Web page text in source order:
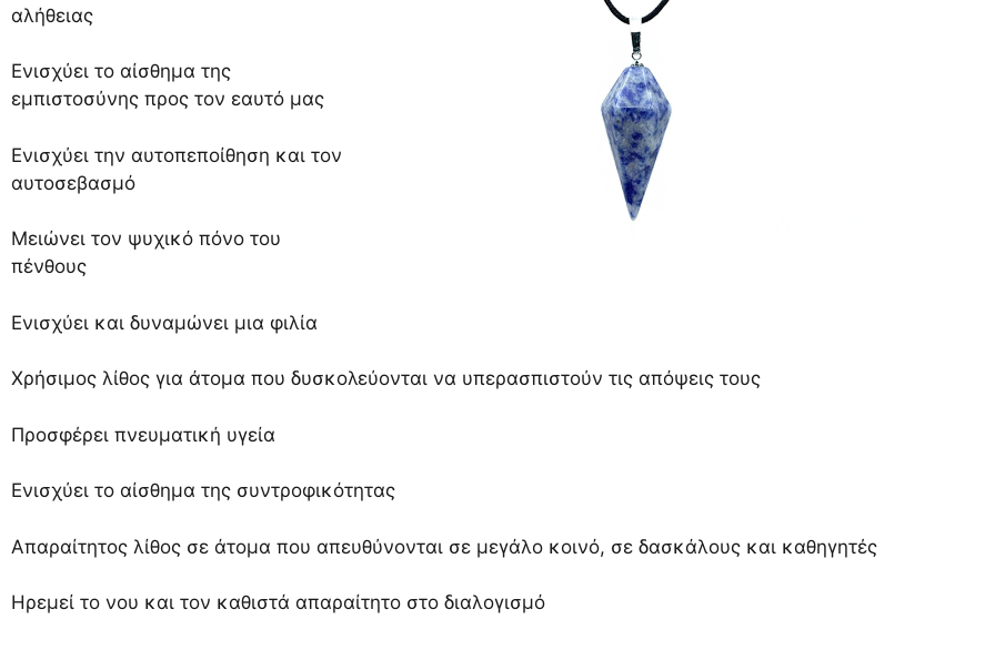
αλήθειας
Ενισχύει το αίσθημα της
εμπιστοσύνης προς τον εαυτό μας
Ενισχύει την αυτοπεποίθηση και τον
αυτοσεβασμό
Μειώνει τον ψυχικό πόνο του
πένθους
Ενισχύει και δυναμώνει μια φιλία
Χρήσιμος λίθος για άτομα που δυσκολεύονται να υπερασπιστούν τις απόψεις τους
Προσφέρει πνευματική υγεία
Ενισχύει το αίσθημα της συντροφικότητας
Απαραίτητος λίθος σε άτομα που απευθύνονται σε μεγάλο κοινό, σε δασκάλους και καθηγητές
Ηρεμεί το νου και τον καθιστά απαραίτητο στο διαλογισμό